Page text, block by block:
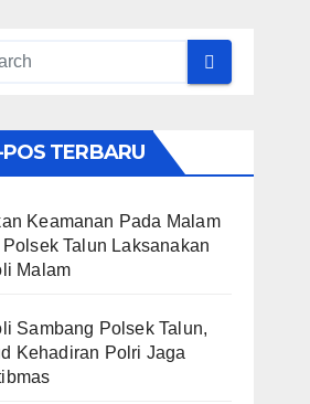
TERBARU
Keamanan Pada Malam
Polsek Talun Laksanakan
Malam
Sambang Polsek Talun,
Kehadiran Polri Jaga